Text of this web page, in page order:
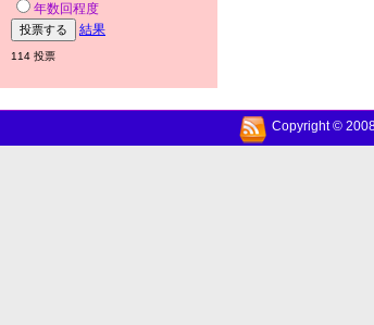
年数回程度
結果
114 投票
Copyright ©